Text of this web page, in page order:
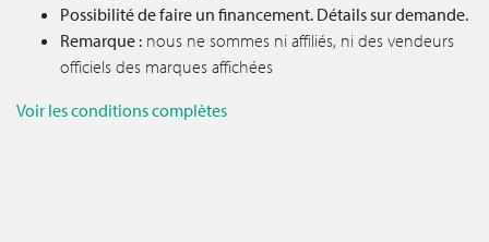
Possibilité de faire un financement. Détails sur demande.
Remarque : nous ne sommes ni affiliés, ni des vendeurs
officiels des marques affichées
Voir les conditions complètes